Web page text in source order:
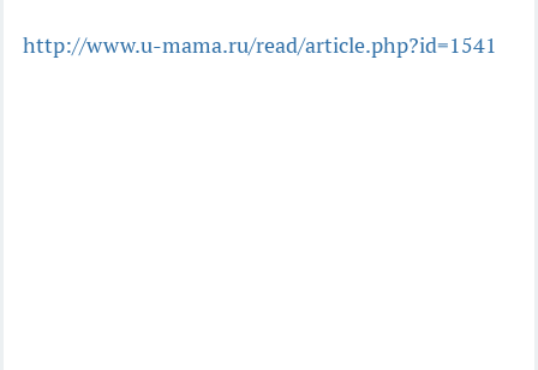
http://www.u-mama.ru/read/article.php?id=1541